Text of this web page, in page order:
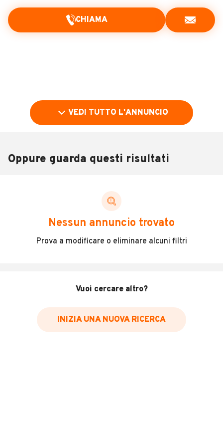
CHIAMA
BENDA 250 NAPOLEON BOB ABS EURO 5 +
~Altre Marche
VEDI TUTTO L'ANNUNCIO
Oppure guarda questi risultati
Nessun annuncio trovato
Prova a modificare o eliminare alcuni filtri
Vuoi cercare altro?
INIZIA UNA NUOVA RICERCA